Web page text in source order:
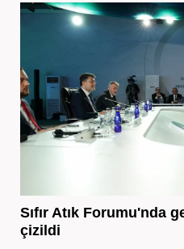
Sıfır Atık Forumu'nda
çizildi